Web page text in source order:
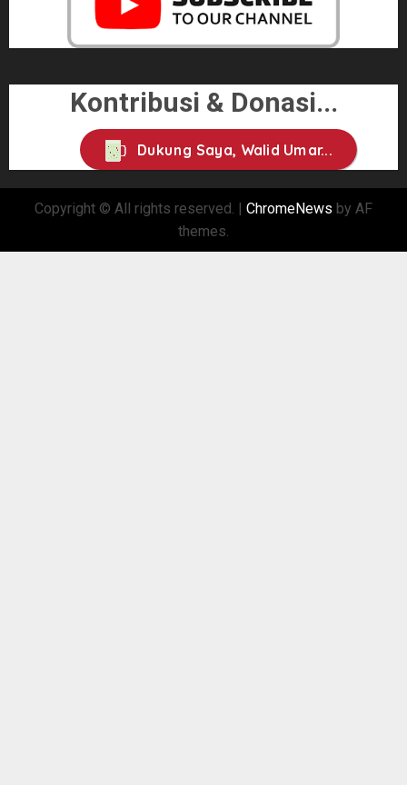
Kontribusi & Donasi...
Dukung Saya, Walid Umar...
Copyright © All rights reserved. | ChromeNews by AF
themes.